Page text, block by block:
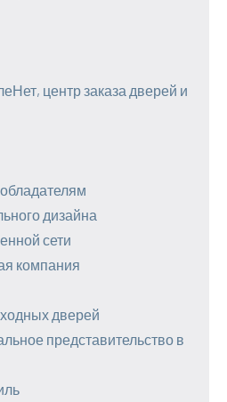
центр заказа дверей и
дизайна
сети
компания
дверей
представительство в